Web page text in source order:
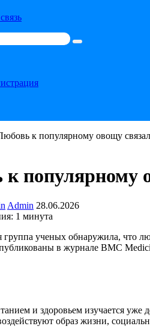
Искать
к популярному овощу
популярному
Admin Send
an
28.06.2026
1 минута
ученых обнаружила, что
в журнале BMC
и здоровьем изучается
образ жизни,